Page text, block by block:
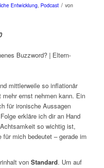
Entwicklung, Podcast / von
mittlerweile so inflationär
ernst nehmen kann. Ein
für ironische Aussagen
erkläre ich dir an Hand
so wichtig ist,
mich bedeutet – gerade im
von Standard. Um auf